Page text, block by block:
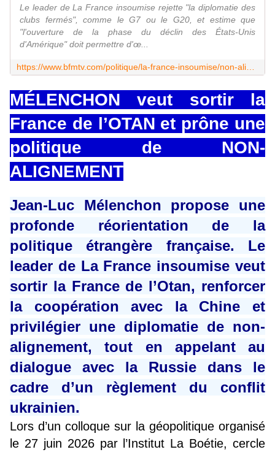
Le leader de La France insoumise rejette "la diplomatie des
clubs fermés", comme le G7 ou le G20, et estime que
"l'ouverture de la phase du déclin des États-Unis
d'Amérique" doit permettre d'œ...
MÉLENCHON veut sortir la
France de l’OTAN et prône une
politique de NON-
ALIGNEMENT
Jean-Luc Mélenchon propose une
profonde réorientation de la
politique étrangère française. Le
leader de La France insoumise veut
sortir la France de l’Otan, renforcer
la coopération avec la Chine et
privilégier une diplomatie de non-
alignement, tout en appelant au
dialogue avec la Russie dans le
cadre d’un règlement du conflit
ukrainien.
Lors d’un colloque sur la géopolitique organisé
le 27 juin 2026 par l’Institut La Boétie, cercle